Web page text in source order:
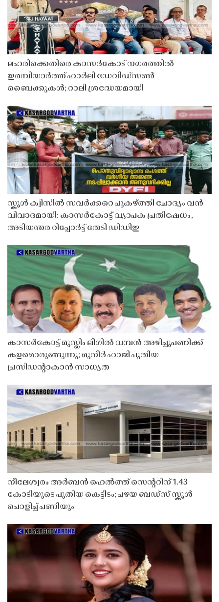
ലഹരിക്കെതിരെ കാസർകോട് നഗരത്തിൽ
ഇരമ്പിയാർത്ത് ഹാർലി ഡേവിഡ്‌സൺ
ബൈക്കുകൾ; റാലി ശ്രദ്ധേയമായി
സ്കൂൾ ക്വിസിൽ സവർക്കറെ പുകഴ്ത്തി ചോദ്യം വൻ
വിവാദമായി: കാസർകോട്ട് വ്യാപക പ്രതിഷേധം,
അടിയന്തര റിപ്പോർട്ട് തേടി ഡിഡിഇ
കാസർകോട്ട് മുസ്ലിം ലീഗിൽ വമ്പൻ അഴിച്ചുപണിക്ക്
കളമൊരുങ്ങുന്നു; മുനീർ ഹാജി പുതിയ
പ്രസിഡൻ്റാകാൻ സാധ്യത
നീലേശ്വരം അർബൻ ഹെൽത്ത് സെൻ്ററിന് 1.43
കോടിയുടെ പുതിയ കെട്ടിടം; പഴയ ബഡ്സ് സ്കൂൾ
പൊളിച്ച് പണിയും